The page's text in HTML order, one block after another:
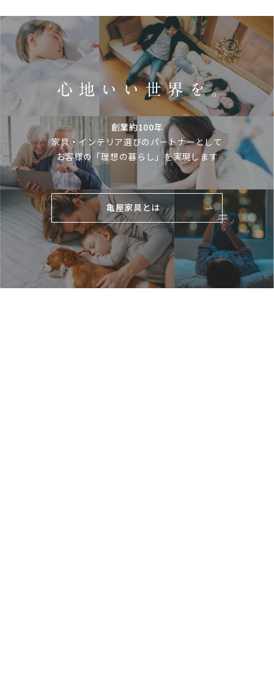
創業約100年
家具・インテリア選びのパートナーとして
お客様の「理想の暮らし」を実現します
亀屋家具とは